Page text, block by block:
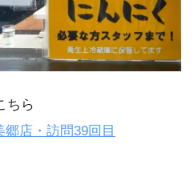
ちら
店・訪問39回目